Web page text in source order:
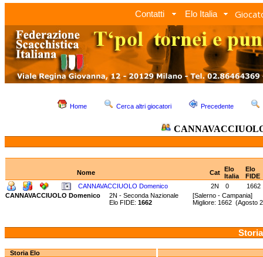
Contatti Elo Italia
Home Cerca altri giocatori Precedente
Nome Cat Elo
Italia
Elo
FIDE
CANNAVACCIUOLO Domenico
2N 0
1662
CANNAVACCIUOLO Domenico
2N - Seconda Nazionale [Salerno - Campania]
Elo FIDE: 1662 Migliore: 1662 (Agosto
Storia Elo